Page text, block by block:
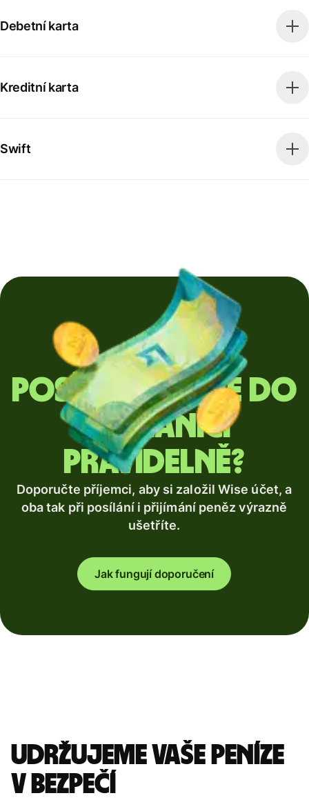
Debetní karta
Kreditní karta
Swift
Posíláte peníze do
zahraničí
pravidelně?
Doporučte příjemci, aby si založil Wise účet, a
oba tak při posílání i přijímání peněz výrazně
ušetříte.
Jak fungují doporučení
Udržujeme vaše peníze
v bezpečí